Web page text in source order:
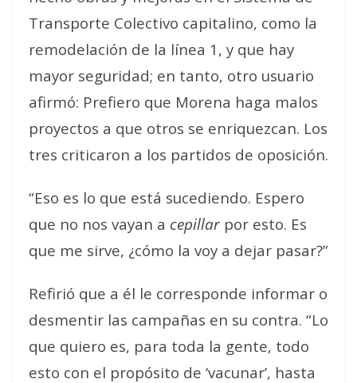
Transporte Colectivo capitalino, como la
remodelación de la línea 1, y que hay
mayor seguridad; en tanto, otro usuario
afirmó: Prefiero que Morena haga malos
proyectos a que otros se enriquezcan. Los
tres criticaron a los partidos de oposición.
“Eso es lo que está sucediendo. Espero
que no nos vayan a cepillar por esto. Es
que me sirve, ¿cómo la voy a dejar pasar?”
Refirió que a él le corresponde informar o
desmentir las campañas en su contra. “Lo
que quiero es, para toda la gente, todo
esto con el propósito de ‘vacunar’, hasta